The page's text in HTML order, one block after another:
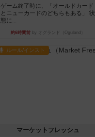
ゲーム終了時に、「オールドカード
とニューカードのどちらもある」 状
態に...
約6時間前 by オグランド（Oguland）
ルール/インスト
マーケットフレッシュ